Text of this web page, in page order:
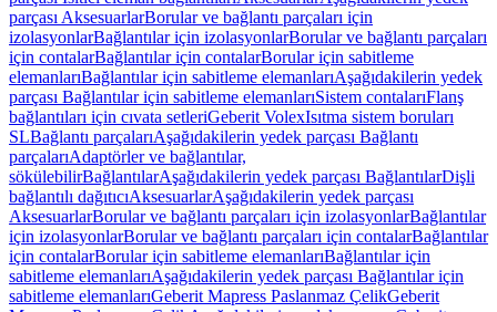
parçası AksesuarlarBorular ve bağlantı parçaları için
izolasyonlarBağlantılar için izolasyonlarBorular ve bağlantı parçaları
için contalarBağlantılar için contalarBorular için sabitleme
elemanlarıBağlantılar için sabitleme elemanlarıAşağıdakilerin yedek
parçası Bağlantılar için sabitleme elemanlarıSistem contalarıFlanş
bağlantıları için cıvata setleriGeberit VolexIsıtma sistem boruları
SLBağlantı parçalarıAşağıdakilerin yedek parçası Bağlantı
parçalarıAdaptörler ve bağlantılar,
sökülebilirBağlantılarAşağıdakilerin yedek parçası BağlantılarDişli
bağlantılı dağıtıcıAksesuarlarAşağıdakilerin yedek parçası
AksesuarlarBorular ve bağlantı parçaları için izolasyonlarBağlantılar
için izolasyonlarBorular ve bağlantı parçaları için contalarBağlantılar
için contalarBorular için sabitleme elemanlarıBağlantılar için
sabitleme elemanlarıAşağıdakilerin yedek parçası Bağlantılar için
sabitleme elemanlarıGeberit Mapress Paslanmaz ÇelikGeberit